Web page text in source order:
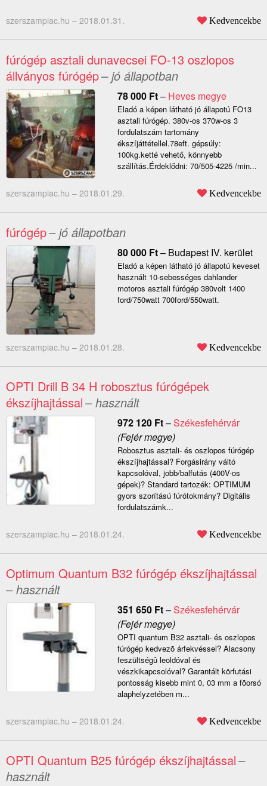
szerszampiac.hu – 2018.01.31. Kedvencekbe
fúrógép asztali dunavecsei FO-13 oszlopos
állványos fúrógép– jó állapotban
78 000 Ft– Heves megye
Eladó a képen látható jó állapotú FO13
asztali fúrógép. 380v-os 370w-os 3
fordulatszám tartomány
ékszíjáttétellel.78eft. gépsúly:
100kg.ketté vehető, könnyebb
szállítás.Érdeklődni: 70/505-4225 /min...
szerszampiac.hu – 2018.01.29. Kedvencekbe
fúrógép– jó állapotban
80 000 Ft– Budapest IV. kerület
Eladó a képen látható jó állapotú keveset
használt 10-sebességes dahlander
motoros asztali fúrógép 380volt 1400
ford/750watt 700ford/550watt.
szerszampiac.hu – 2018.01.28. Kedvencekbe
OPTI Drill B 34 H robosztus fúrógépek
ékszíjhajtással– használt
972 120 Ft–Székesfehérvár
(Fejér megye)
Robosztus asztali- és oszlopos fúrógép
ékszíjhajtással? Forgásirány váltó
kapcsolóval, jobb/balfutás (400V-os
gépek)? Standard tartozék: OPTIMUM
gyors szorítású fúrótokmány? Digitális
fordulatszámk...
szerszampiac.hu – 2018.01.24. Kedvencekbe
Optimum Quantum B32 fúrógép ékszíjhajtással
– használt
351 650 Ft–Székesfehérvár
(Fejér megye)
OPTI quantum B32 asztali- és oszlopos
fúrógép kedvezõ árfekvéssel? Alacsony
feszültségû leoldóval és
vészkikapcsolóval? Garantált körfutási
pontosság kisebb mint 0, 03 mm a fõorsó
alaphelyzetében m...
szerszampiac.hu – 2018.01.24. Kedvencekbe
OPTI Quantum B25 fúrógép ékszíjhajtással–
használt